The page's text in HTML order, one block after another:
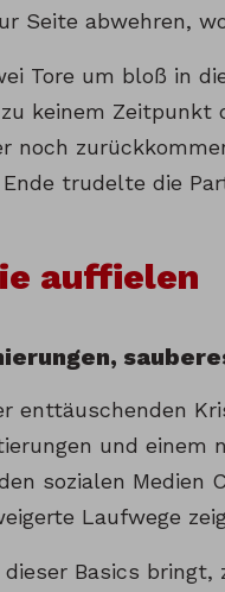
Seite abwehren,
Tore um bloß in
keinem Zeitpunkt
noch
trudelte die
auffielen
enttäuschenden
und einem
sozialen Medien
Laufwege
Basics bringt,